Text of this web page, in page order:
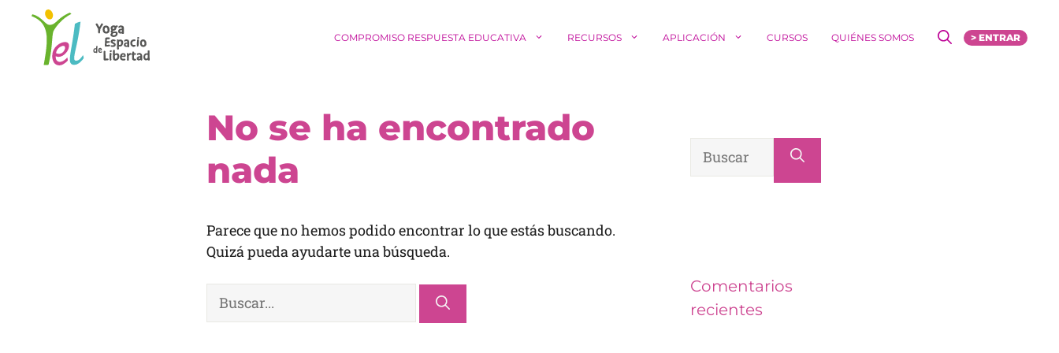
Saltar
contenido
COMPROMISO RESPUESTA EDUCATIVA RECURSOS APLICACIÓN CURSOS QUIÉNES SOMOS > ENTRAR
No se ha encontrado
nada
Parece que no hemos podido encontrar lo que estás buscando.
Quizá pueda ayudarte una búsqueda.
Buscar:
Buscar:
Comentarios
recientes